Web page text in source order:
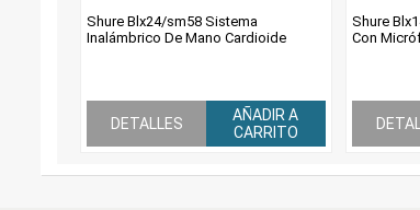
Shure Blx24/sm58 Sistema
Inalámbrico De Mano Cardioide
DETALLES
AÑADIR A
CARRITO
Shure
Con